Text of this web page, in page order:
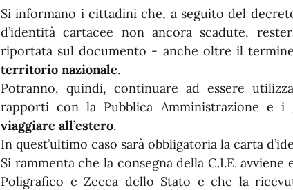
Si informano i cittadini che, a seguito del
d’identità cartacee non ancora scadute,
riportata sul documento - anche oltre il
territorio nazionale.
Potranno, quindi, continuare ad essere
rapporti con la Pubblica Amministrazione e
viaggiare all’estero.
In quest’ultimo caso sarà obbligatoria la carta
Si rammenta che la consegna della C.I.E.
Poligrafico e Zecca dello Stato e che la